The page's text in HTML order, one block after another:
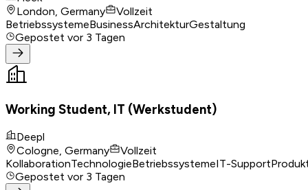
London, Germany
Vollzeit
BetriebssystemeBusinessArchitekturGestaltung
Gepostet vor 3 Tagen
Working Student, IT (Werkstudent)
Deepl
Cologne, Germany
Vollzeit
KollaborationTechnologieBetriebssystemeIT-Support
Gepostet vor 3 Tagen